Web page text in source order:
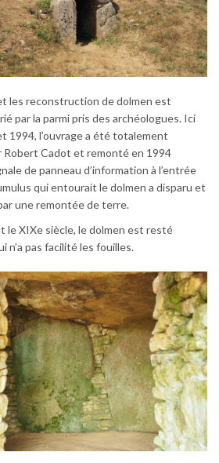
les reconstruction de dolmen est
par la parmi pris des archéologues. Ici
1994, l’ouvrage a été totalement
Robert Cadot et remonté en 1994
de panneau d’information à l’entrée
qui entourait le dolmen a disparu et
une remontée de terre.
le XIXe siècle, le dolmen est resté
n’a pas facilité les fouilles.